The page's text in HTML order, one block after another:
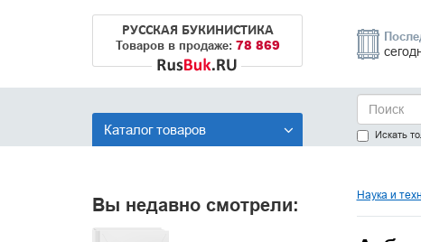
РУССКАЯ БУКИНИСТИКА
Товаров в продаже: 78 869
Каталог товаров Искать
Вы недавно смотрели: Наука и